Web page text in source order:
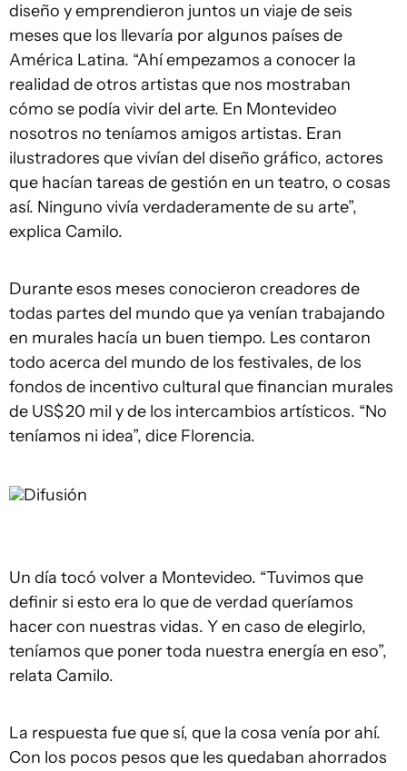
diseño y emprendieron juntos un viaje de seis
meses que los llevaría por algunos países de
América Latina. “Ahí empezamos a conocer la
realidad de otros artistas que nos mostraban
cómo se podía vivir del arte. En Montevideo
nosotros no teníamos amigos artistas. Eran
ilustradores que vivían del diseño gráfico, actores
que hacían tareas de gestión en un teatro, o cosas
así. Ninguno vivía verdaderamente de su arte”,
explica Camilo.
Durante esos meses conocieron creadores de
todas partes del mundo que ya venían trabajando
en murales hacía un buen tiempo. Les contaron
todo acerca del mundo de los festivales, de los
fondos de incentivo cultural que financian murales
de US$ 20 mil y de los intercambios artísticos. “No
teníamos ni idea”, dice Florencia.
Difusión
Un día tocó volver a Montevideo. “Tuvimos que
definir si esto era lo que de verdad queríamos
hacer con nuestras vidas. Y en caso de elegirlo,
teníamos que poner toda nuestra energía en eso”,
relata Camilo.
La respuesta fue que sí, que la cosa venía por ahí.
Con los pocos pesos que les quedaban ahorrados